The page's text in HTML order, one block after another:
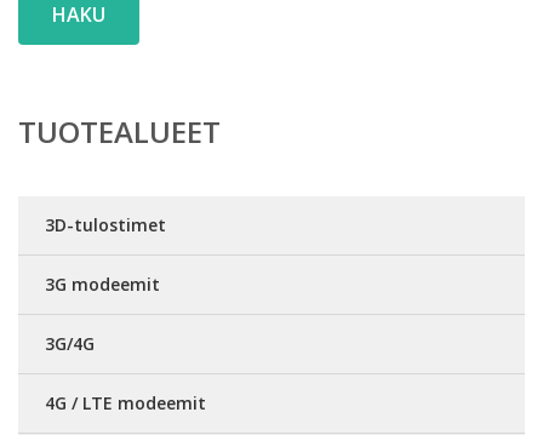
HAKU
TUOTEALUEET
3D-tulostimet
3G modeemit
3G/4G
4G / LTE modeemit